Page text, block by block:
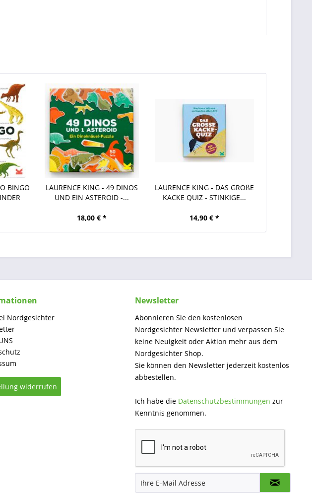
BINGO
LAURENCE KING - 49 DINOS
UND EIN ASTEROID -...
18,00 € *
LAURENCE KING - DAS GROßE
KACKE QUIZ - STINKIGE...
14,90 € *
Nordgesichter
widerrufen
Newsletter
Abonnieren Sie den kostenlosen
Nordgesichter Newsletter und verpassen Sie
keine Neuigkeit oder Aktion mehr aus dem
Nordgesichter Shop.
Sie können den Newsletter jederzeit kostenlos
abbestellen.
Ich habe die Datenschutzbestimmungen zur
Kenntnis genommen.